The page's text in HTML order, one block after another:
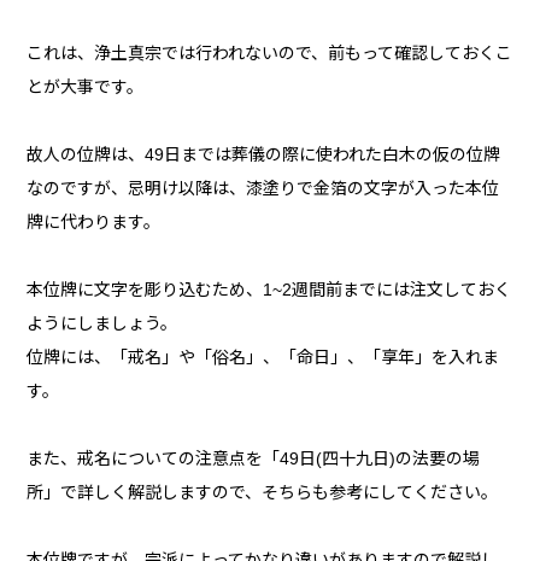
これは、浄土真宗では行われないので、前もって確認しておくこ
とが大事です。
故人の位牌は、49日までは葬儀の際に使われた白木の仮の位牌
なのですが、忌明け以降は、漆塗りで金箔の文字が入った本位
牌に代わります。
本位牌に文字を彫り込むため、1~2週間前までには注文しておく
ようにしましょう。
位牌には、「戒名」や「俗名」、「命日」、「享年」を入れま
す。
また、戒名についての注意点を「49日(四十九日)の法要の場
所」で詳しく解説しますので、そちらも参考にしてください。